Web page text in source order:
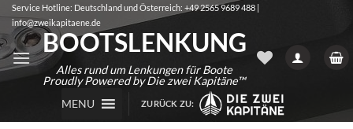
Zum
Inhalt
springen
Service Hotline: Deutschland und Österreich: +49 2565 9689 488 |
info@zweikapitaene.de
BOOTSLENKUNG
Alles rund um Lenkungen für Boote
Proudly Powered by Die zwei Kapitäne™
MENU
ZURÜCK ZU: